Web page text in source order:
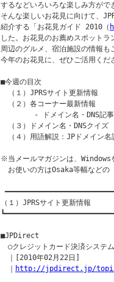
するなどいろいろな楽しみ方がで
そんな楽しいお花見に向けて、
紹介する「お花見ガイド 2010（
した。お花見のお薦めスポット
周辺のグルメ、宿泊施設の情報も
今年のお花見に、ぜひご活用くだ
■今週の目次
（１）JPRSサイト更新情報
（２）各コーナー最新情報
- ドメイン名・DNS記事
（３）ドメイン名・DNSクイズ
（４）用語解説：JPドメイン名
※当メールマガジンは、
お使いの方はOsaka等幅などの
（１）JPRSサイト更新情報
■JPDirect
○クレジットカード決済システ
｜[2010年02月22日]
http://jpdirect.jp/